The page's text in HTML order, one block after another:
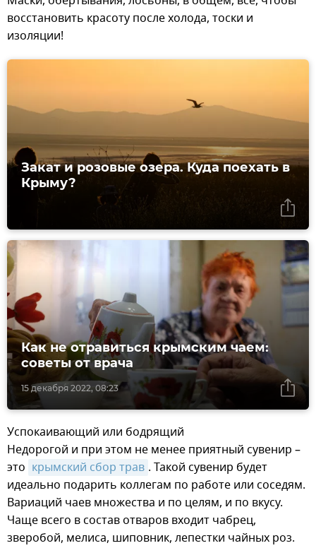
восстановить красоту после холода, тоски и
изоляции!
Закат и розовые озера. Куда поехать в
Крыму?
15 декабря 2022, 08:23
Как не отравиться крымским чаем:
советы от врача
Успокаивающий или бодрящий
Недорогой и при этом не менее приятный сувенир –
это крымский сбор трав . Такой сувенир будет
идеально подарить коллегам по работе или соседям.
Вариаций чаев множества и по целям, и по вкусу.
Чаще всего в состав отваров входит чабрец,
зверобой, мелиса, шиповник, лепестки чайных роз.